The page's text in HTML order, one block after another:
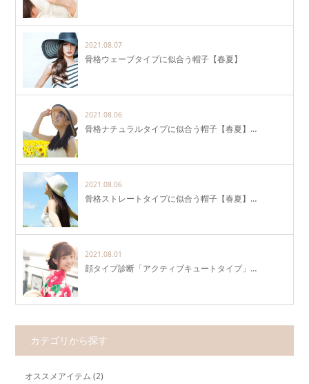
2021.08.07
骨格ウェーブタイプに似合う帽子【春夏】
2021.08.06
骨格ナチュラルタイプに似合う帽子【春夏】…
2021.08.06
骨格ストレートタイプに似合う帽子【春夏】…
2021.08.01
顔タイプ診断「アクティブキュートタイプ」…
カテゴリから探す
オススメアイテム (2)